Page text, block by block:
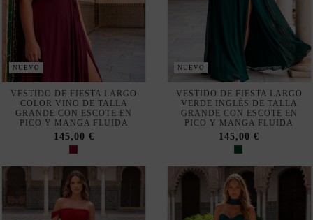
NUEVO
VESTIDO DE FIESTA LARGO
COLOR VINO DE TALLA
GRANDE CON ESCOTE EN
PICO Y MANGA FLUIDA
145,00 €
NUEVO
VESTIDO DE FIESTA LARGO
VERDE INGLÉS DE TALLA
GRANDE CON ESCOTE EN
PICO Y MANGA FLUIDA
145,00 €